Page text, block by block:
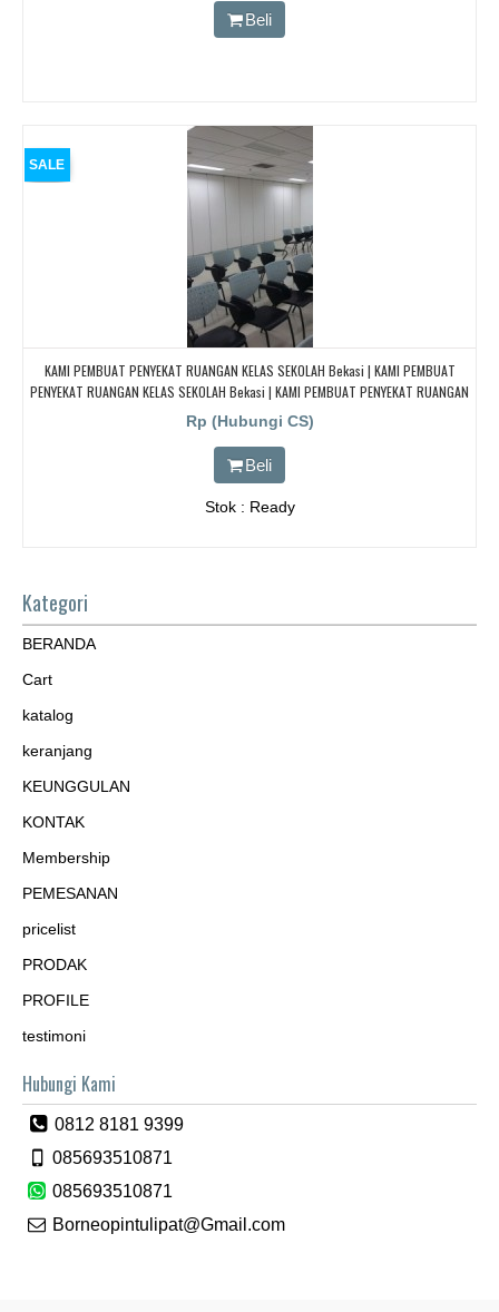
Beli
SALE
KAMI PEMBUAT PENYEKAT RUANGAN KELAS SEKOLAH Bekasi | KAMI PEMBUAT
PENYEKAT RUANGAN KELAS SEKOLAH Bekasi | KAMI PEMBUAT PENYEKAT RUANGAN
KELAS SEKOLAH Bekasi | KAMI PEMBUAT PENYEKAT RUANGAN KELAS SEKOLAH
Rp (Hubungi CS)
Beli
Stok : Ready
Kategori
BERANDA
Cart
katalog
keranjang
KEUNGGULAN
KONTAK
Membership
PEMESANAN
pricelist
PRODAK
PROFILE
testimoni
Hubungi Kami
0812 8181 9399
085693510871
085693510871
Borneopintulipat@Gmail.com